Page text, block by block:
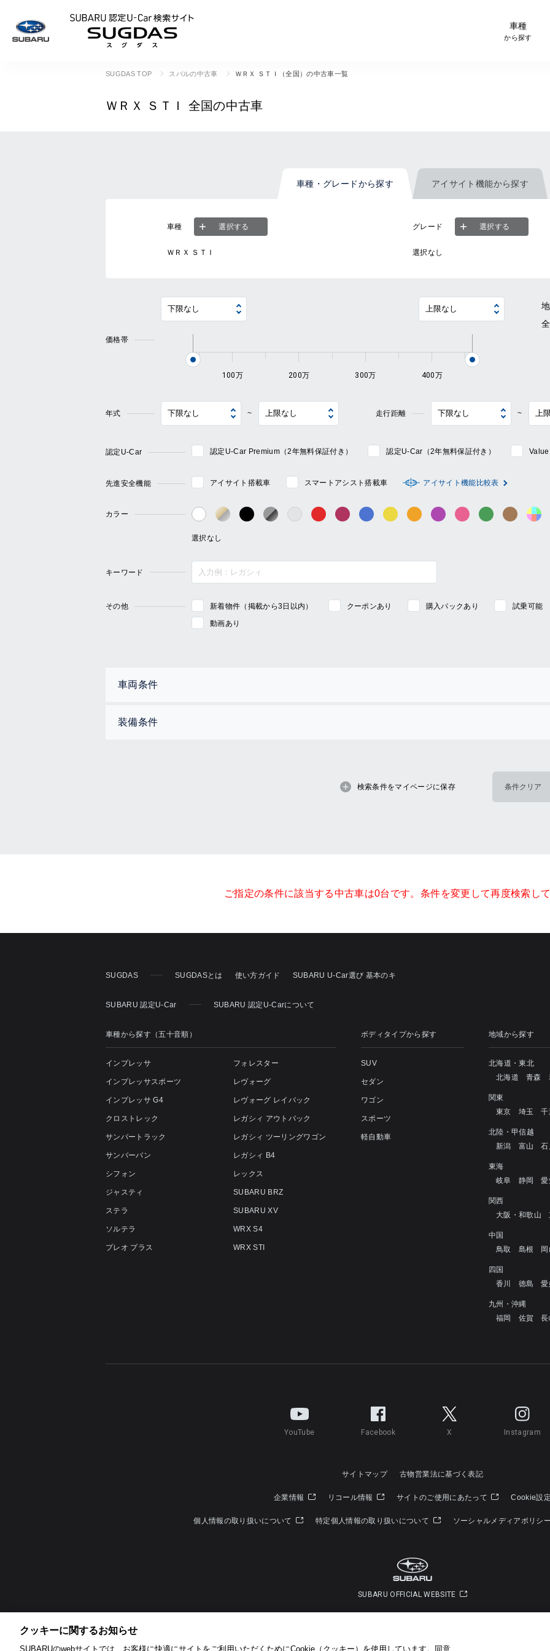
車種
から探す
SUGDAS TOP スバルの中古車 ＷＲＸ ＳＴＩ（全国）の中古車一覧
ＷＲＸ ＳＴＩ 全国の中古車
車種・グレードから探す アイサイト機能から探す
車種 選択する
ＷＲＸ ＳＴＩ
グレード 選択する
価格帯
100万 200万 300万 400万
年式 ~ 走行距離 ~
認定U-Car 認定U-Car Premium（2年無料保証付き） 認定U-Car（2年無料保証付き） Value
先進安全機能 アイサイト搭載車 スマートアシスト搭載車 アイサイト機能比較表
カラー ホワイト系ゴールド・シルバー系
ブラック系ガンメタ系グレー系 レッド系 ワイン系 ブルー系 イエロー系オレンジ系パープル系ピンク系 グリーン系ブラウン
キーワード
その他 新着物件（掲載から3日以内） クーポンあり 購入パックあり
試乗可能
動画あり
車両条件
装備条件
検索条件をマイページに保存
ご指定の条件に該当する中古車は0台です。条件を変更して再度検索して
SUGDAS SUGDASとは 使い方ガイド SUBARU U-Car選び 基本のキ
SUBARU 認定U-Car SUBARU 認定U-Carについて
車種から探す（五十音順）
インプレッサ
インプレッサスポーツ
インプレッサ G4
クロストレック
サンバートラック
サンバーバン
シフォン
ジャスティ
ステラ
ソルテラ
プレオ プラス
フォレスター
レヴォーグ
レヴォーグ レイバック
レガシィ アウトバック
レガシィ ツーリングワゴン
レガシィ B4
レックス
SUBARU BRZ
SUBARU XV
WRX S4
WRX STI
ボディタイプから探す
SUV
セダン
ワゴン
スポーツ
軽自動車
地域から探す
北海道・東北
北海道
青森
関東
東京
埼玉 千
北陸・甲信越
新潟
富山 石
東海
岐阜
静岡 愛
関西
大阪・和歌山
中国
鳥取
島根
四国
香川
徳島 愛
九州・沖縄
福岡
佐賀 長
YouTube Facebook X Instagram
サイトマップ 古物営業法に基づく表記
企業情報 リコール情報 サイトのご使用にあたって Cookie設定
個人情報の取り扱いについて 特定個人情報の取り扱いについて ソーシャルメディアポリシー
SUBARU OFFICIAL WEBSITE
クッキーに関するお知らせ​
SUBARUのwebサイトでは、お客様に快適にサイトをご利用いただくためにCookie（クッキー）を使用しています。​ 同意